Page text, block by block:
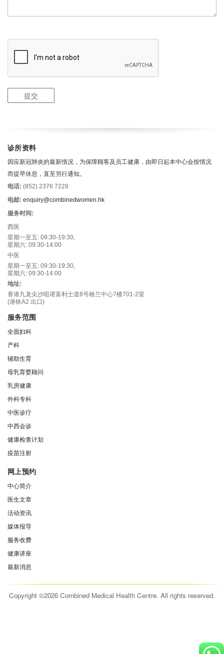
诊所资料
因应新冠肺炎的最新情况，为保障顾客及员工健康，由即日起本中心会按情况
而提早休息，直至另行通知。
电话: (852) 2376 7228
电邮: enquiry@combinedwomen.hk
服务时间:
西医
星期一至五: 09:30-19:30,
星期六: 09:30-14:00
中医
星期一至五: 09:30-19:30,
星期六: 09:30-14:00
地址:
香港九龙尖沙咀堪富利士道8号格兰中心7楼701-2室
(港铁A2 出口)
服务范围
全面妇科
产科
辅助生育
母乳育婴顾问
乳房健康
外科专科
中医诊疗
中西会诊
健康检查计划
疫苗注射
网上预约
中心简介
医生文章
活动资讯
媒体报导
服务收费
健康讲座
最新消息
Copyright ©2026 Combined Medical Health Centre. All rights reserved.